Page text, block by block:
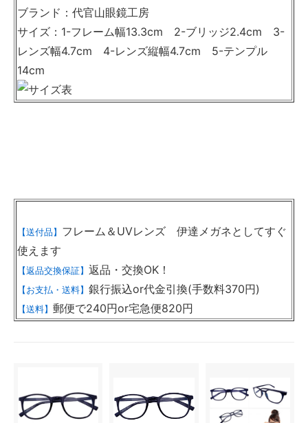
ブランド：代官山眼鏡工房
サイズ：1-フレーム幅13.3cm 2-ブリッジ2.4cm 3-
レンズ幅4.7cm 4-レンズ縦幅4.7cm 5-テンプル
14cm
【送付品】 フレーム＆UVレンズ 伊達メガネとしてすぐ
使えます
【返品交換保証】 返品・交換OK！
【お支払・送料】 銀行振込or代金引換(手数料370円)
【送料】 郵便で240円or宅急便820円